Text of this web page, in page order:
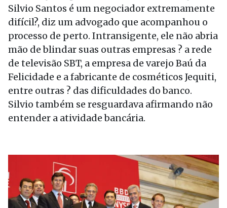
Silvio Santos é um negociador extremamente
difícil?, diz um advogado que acompanhou o
processo de perto. Intransigente, ele não abria
mão de blindar suas outras empresas ? a rede
de televisão SBT, a empresa de varejo Baú da
Felicidade e a fabricante de cosméticos Jequiti,
entre outras ? das dificuldades do banco.
Silvio também se resguardava afirmando não
entender a atividade bancária.